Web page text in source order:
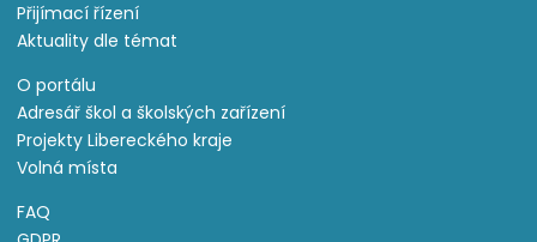
Přijímací řízení
Aktuality dle témat
O portálu
Adresář škol a školských zařízení
Projekty Libereckého kraje
Volná místa
FAQ